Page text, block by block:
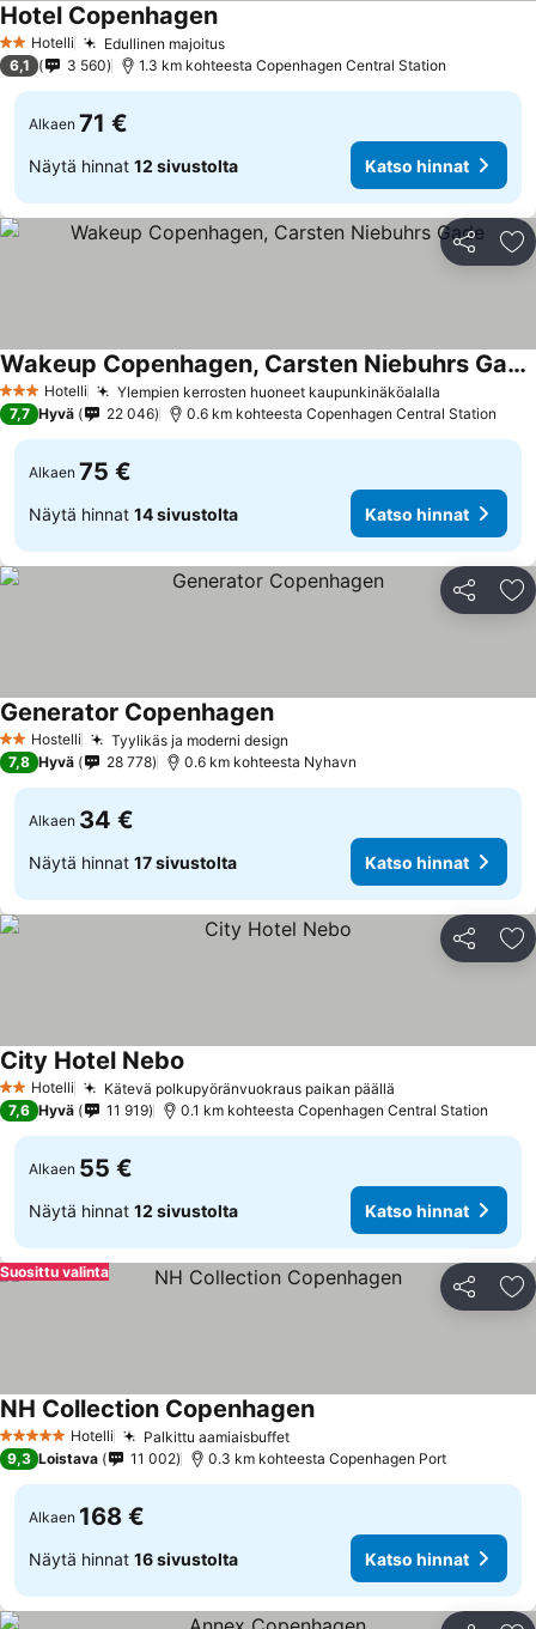
2 Tähtiluokitus
Hotelli Edullinen majoitusKatso hinnat
Hotel CopenhagenKatso hinnat
6,1 3 560 1.3 km kohteesta Copenhagen Central Station
Alkaen 71 €
Näytä hinnat 12 sivustolta Katso hinnat
Jaa
3 Tähtiluokitus
Hotelli Ylempien kerrosten huoneet kaupunkinäköalalla
Wakeup Copenhagen, Carsten Niebuhrs Gade
Katso hinnat
7,7 Hyvä 22 046 0.6 km kohteesta Copenhagen Central Station
Alkaen 75 €
Näytä hinnat 14 sivustolta Katso hinnat
Jaa
2 Tähtiluokitus
Hostelli Tyylikäs ja moderni design
Generator CopenhagenKatso hinnat
7,8 Hyvä 28 778 0.6 km kohteesta Nyhavn
Alkaen 34 €
Näytä hinnat 17 sivustolta Katso hinnat
Jaa
2 Tähtiluokitus
Hotelli Kätevä polkupyöränvuokraus paikan päällä
City Hotel Nebo
7,6 Hyvä 11 919 0.1 km kohteesta Copenhagen Central Station
Alkaen 55 €
Näytä hinnat 12 sivustolta Katso hinnat
Jaa
Suosittu valinta
5 Tähtiluokitus
Hotelli Palkittu aamiaisbuffetKatso hinnat
NH Collection CopenhagenKatso hinnat
9,3 Loistava 11 002 0.3 km kohteesta Copenhagen Port
Alkaen 168 €
Näytä hinnat 16 sivustolta Katso hinnat